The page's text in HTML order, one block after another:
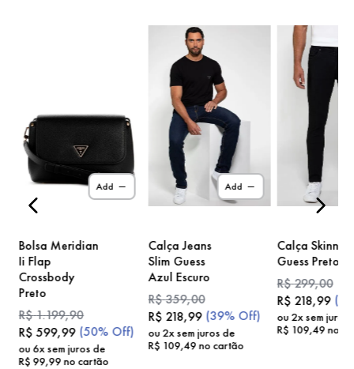
Add
Bolsa Meridian
Ii Flap
Crossbody
Preto
R$1.199,90
R$ 599,99 (50% Off)
ou 6x sem juros de
R$ 99,99no cartão
Add
Calça Jeans
Slim Guess
Azul Escuro
R$359,00
R$ 218,99 (39% Off)
ou2x sem juros de
R$ 109,49no cartão
Calça Skinny
Guess Preto
R$299,00
R$ 218,99 (
ou 2x sem juros
R$ 109,49no